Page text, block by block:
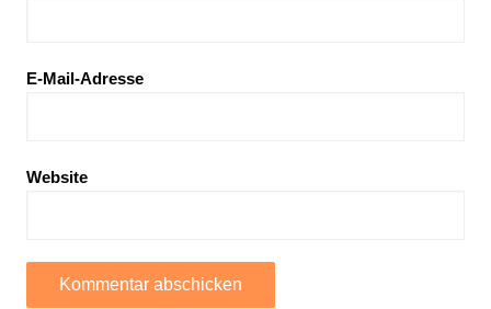
E-Mail-Adresse
Website